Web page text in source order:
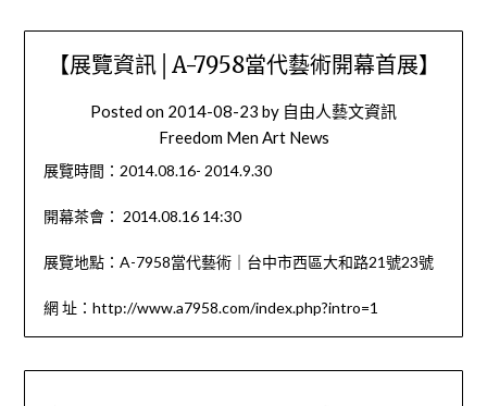
【展覽資訊│A-7958當代藝術開幕首展】
Posted on 2014-08-23 by 自由人藝文資訊
Freedom Men Art News
展覽時間：2014.08.16- 2014.9.30
開幕茶會： 2014.08.16 14:30
展覽地點：A-7958當代藝術｜台中市西區大和路21號23號
網 址：http://www.a7958.com/index.php?intro=1